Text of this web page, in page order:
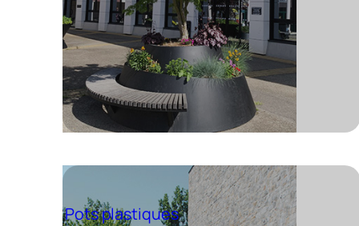
Pots plastiques